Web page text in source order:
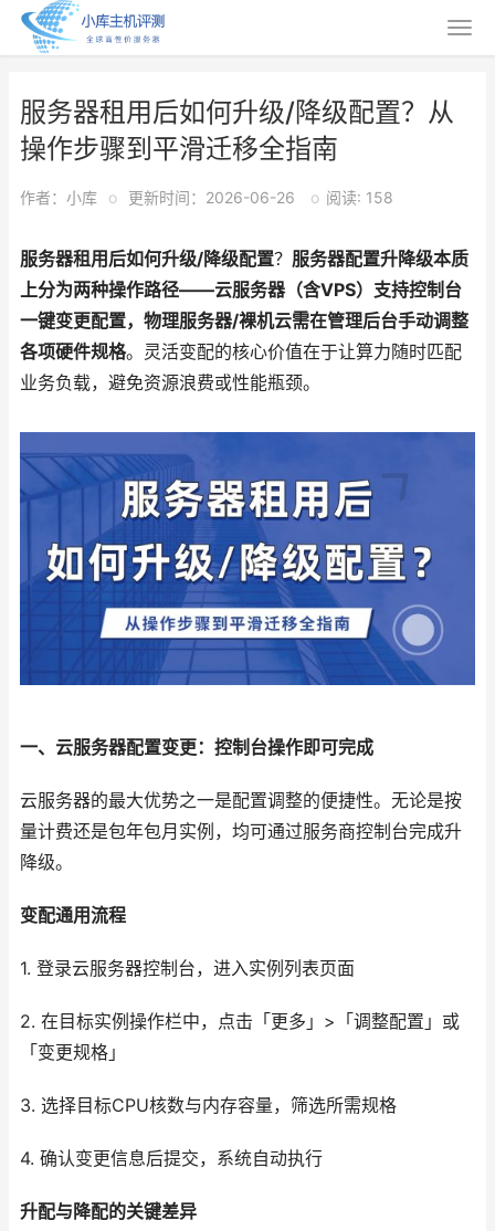
服务器租用后如何升级/降级配置？从
操作步骤到平滑迁移全指南
作者：小库 o 更新时间：2026-06-26 o 阅读: 158
服务器租用后如何升级/降级配置？ 服务器配置升降级本质
上分为两种操作路径——云服务器（含VPS）支持控制台
一键变更配置，物理服务器/裸机云需在管理后台手动调整
各项硬件规格。灵活变配的核心价值在于让算力随时匹配
业务负载，避免资源浪费或性能瓶颈。
一、云服务器配置变更：控制台操作即可完成
云服务器的最大优势之一是配置调整的便捷性。无论是按
量计费还是包年包月实例，均可通过服务商控制台完成升
降级。
变配通用流程
1. 登录云服务器控制台，进入实例列表页面
2. 在目标实例操作栏中，点击「更多」>「调整配置」或
「变更规格」
3. 选择目标CPU核数与内存容量，筛选所需规格
4. 确认变更信息后提交，系统自动执行
升配与降配的关键差异